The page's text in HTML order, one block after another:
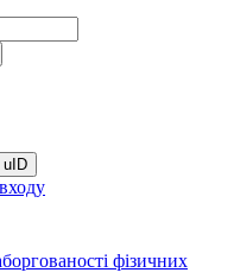
uID
фізичних